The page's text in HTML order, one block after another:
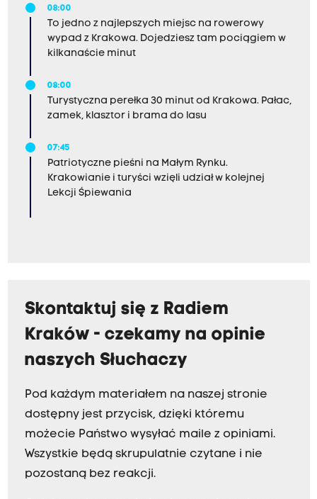
08:00
To jedno z najlepszych miejsc na rowerowy
wypad z Krakowa. Dojedziesz tam pociągiem w
kilkanaście minut
08:00
Turystyczna perełka 30 minut od Krakowa. Pałac,
zamek, klasztor i brama do lasu
07:45
Patriotyczne pieśni na Małym Rynku.
Krakowianie i turyści wzięli udział w kolejnej
Lekcji Śpiewania
Skontaktuj się z Radiem
Kraków - czekamy na opinie
naszych Słuchaczy
Pod każdym materiałem na naszej stronie
dostępny jest przycisk, dzięki któremu
możecie Państwo wysyłać maile z opiniami.
Wszystkie będą skrupulatnie czytane i nie
pozostaną bez reakcji.